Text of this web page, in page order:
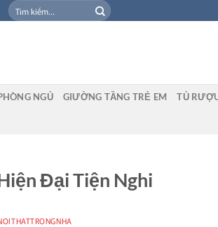
Tìm
kiếm:
NGỦ GIƯỜNG TẦNG TRẺ EM TỦ
Đại Tiện Nghi